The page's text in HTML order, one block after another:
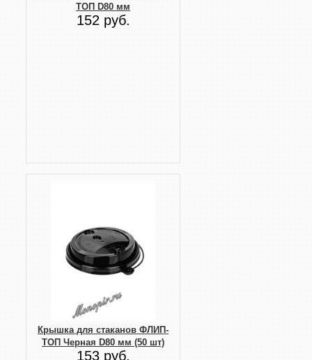
ТОП D80 мм
152 руб.
Крышка для стаканов ФЛИП-
ТОП Черная D80 мм (50 шт)
153 руб.